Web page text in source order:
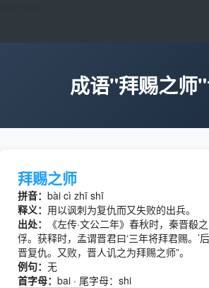
成语"拜赐之师
拜赐之师
拼音： bài cì zhī shī
释义： 用以讽刺为复仇而又失败的出兵。
出处：
《左传·文公二年》春秋时，秦晋殽
俘。获释时，孟谓晋君曰‘三年将拜君赐。’
晋复仇。又败，晋人讥之为拜赐之师”。
例句： 无
首字母： bai · 尾字母：shi